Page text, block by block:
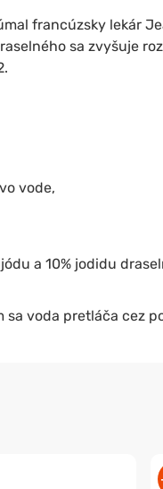
francúzsky lekár
sa zvyšuje
vode,
a 10% jodidu
sa voda pretláča cez